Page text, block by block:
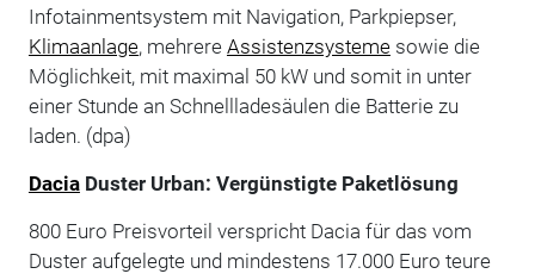
Infotainmentsystem mit Navigation, Parkpiepser,
Klimaanlage, mehrere Assistenzsystemesowie die
Möglichkeit, mit maximal 50 kW und somit in unter
einer Stunde an Schnellladesäulen die Batterie zu
laden. (dpa)
DaciaDuster Urban: Vergünstigte Paketlösung
800 Euro Preisvorteil verspricht Dacia für das vom
Duster aufgelegte und mindestens 17.000 Euro teure